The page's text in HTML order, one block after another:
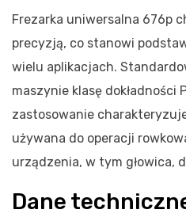
Frezarka uniwersalna 676p
precyzją, co stanowi
wielu aplikacjach.
maszynie klasę dokładności
zastosowanie
używana do operacji
urządzenia, w tym głowica,
Dane